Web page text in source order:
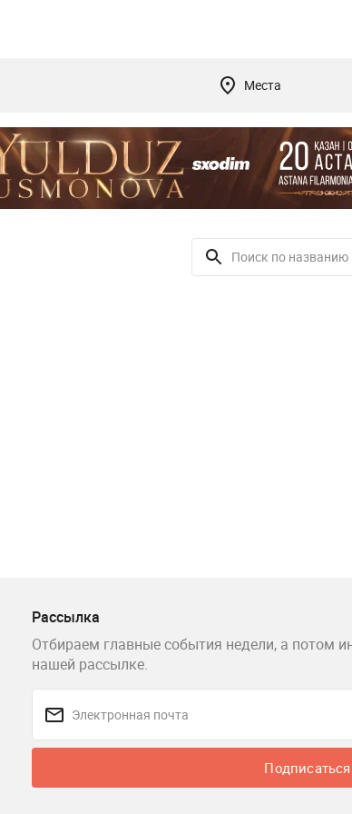
Места
Рассылка
Отбираем главные события недели, а потом
нашей рассылке.
Подписаться